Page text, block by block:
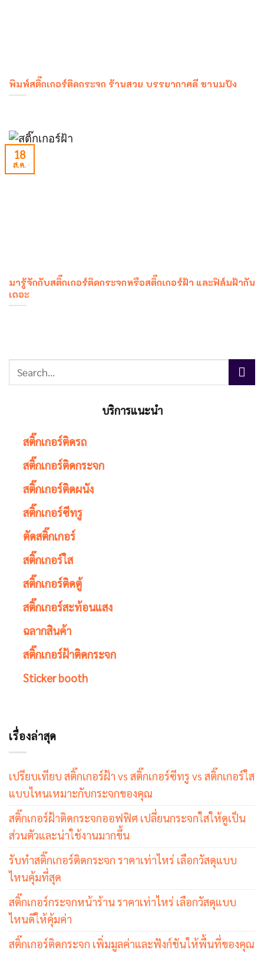
พิมพ์สติ๊กเกอร์ติดกระจก ร้านสวย บรรยากาศดี ชานมปัง
มารู้จักกับสติ๊กเกอร์ติดกระจกหรือสติ๊กเกอร์ฝ้า และฟิล์มฝ้ากัน
เถอะ
18
ส.ค.
บริการแนะนำ
สติ๊กเกอร์ติดรถ
สติ๊กเกอร์ติดกระจก
สติ๊กเกอร์ติดผนัง
สติ๊กเกอร์ซีทรู
ตัดสติ๊กเกอร์
สติ๊กเกอร์ใส
สติ๊กเกอร์ติดตู้
สติ๊กเกอร์สะท้อนแสง
ฉลากสินค้า
สติ๊กเกอร์ฝ้าติดกระจก
Sticker booth
เรื่องล่าสุด
เปรียบเทียบ สติ๊กเกอร์ฝ้า vs สติ๊กเกอร์ซีทรู vs สติ๊กเกอร์ใส
แบบไหนเหมาะกับกระจกของคุณ
สติ๊กเกอร์ฝ้าติดกระจกออฟฟิศ เปลี่ยนกระจกใสให้ดูเป็น
ส่วนตัวและน่าใช้งานมากขึ้น
รับทำสติ๊กเกอร์ติดกระจก ราคาเท่าไหร่ เลือกวัสดุแบบ
ไหนคุ้มที่สุด
สติ๊กเกอร์กระจกหน้าร้าน ราคาเท่าไหร่ เลือกวัสดุแบบ
ไหนดีให้คุ้มค่า
สติ๊กเกอร์ติดกระจก เพิ่มมูลค่าและฟังก์ชันให้พื้นที่ของคุณ